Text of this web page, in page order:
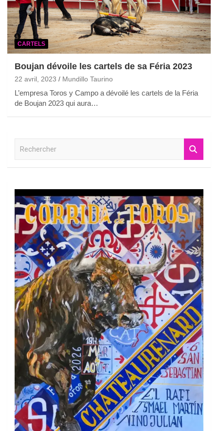
CARTELS
Boujan dévoile les cartels de sa Féria 2023
22 avril, 2023 Mundillo Taurino
L’empresa Toros y Campo a dévoilé les cartels de la Féria
de Boujan 2023 qui aura…
r
c
h
e
r